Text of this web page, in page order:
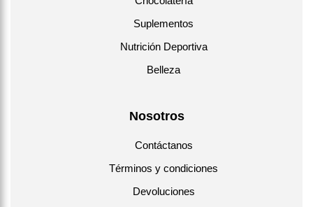
Suplementos
Nutrición Deportiva
Belleza
Nosotros
Contáctanos
Términos y condiciones
Devoluciones